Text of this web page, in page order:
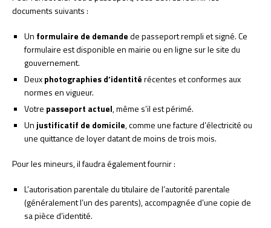
documents suivants :
Un formulaire de demandede passeport rempli et signé. Ce
formulaire est disponible en mairie ou en ligne sur le site du
gouvernement.
Deuxphotographies d’identitérécentes et conformes aux
normes en vigueur.
Votre passeport actuel, même s’il est périmé.
Unjustificatif de domicile, comme une facture d’électricité ou
une quittance de loyer datant de moins de trois mois.
Pour les mineurs, il faudra également fournir :
L’autorisation parentale du titulaire de l’autorité parentale
(généralement l’un des parents), accompagnée d’une copie de
sa pièce d’identité.